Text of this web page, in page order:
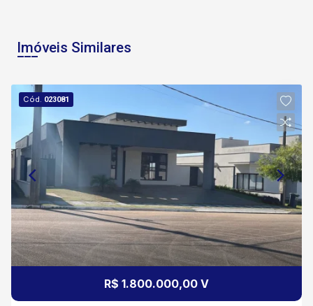
Imóveis Similares
Cód. 023081
R$ 1.800.000,00 V